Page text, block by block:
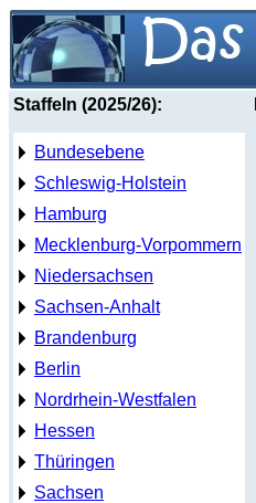
Staffeln (2025/26):
Bundesebene
Schleswig-Holstein
Hamburg
Mecklenburg-Vorpommern
Niedersachsen
Sachsen-Anhalt
Brandenburg
Berlin
Nordrhein-Westfalen
Hessen
Thüringen
Sachsen